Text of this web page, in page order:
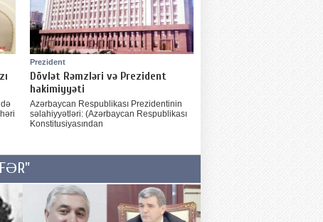
Prezident
Dövlət Rəmzləri və Prezident
hakimiyyəti
Azərbaycan Respublikası Prezidentinin
səlahiyyətləri: (Azərbaycan Respublikası
Konstitusiyasından